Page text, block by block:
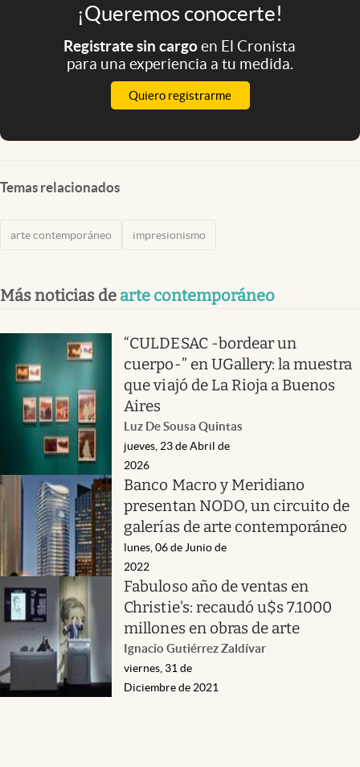
¡Queremos conocerte!
Registrate sin cargoen El Cronista
para una experiencia a tu medida.
Quiero registrarme
Temas relacionados
arte contemporáneo impresionismo
Más noticias de arte contemporáneo
“CULDESAC -bordear un
cuerpo-” en UGallery: la muestra
que viajó de La Rioja a Buenos
Aires
Luz De Sousa Quintas
jueves, 23 de Abril de
2026
Banco Macro y Meridiano
presentan NODO, un circuito de
galerías de arte contemporáneo
lunes, 06 de Junio de
2022
Fabuloso año de ventas en
Christie's: recaudó u$s 7.1000
millones en obras de arte
Ignacio Gutiérrez Zaldívar
viernes, 31 de
Diciembre de 2021